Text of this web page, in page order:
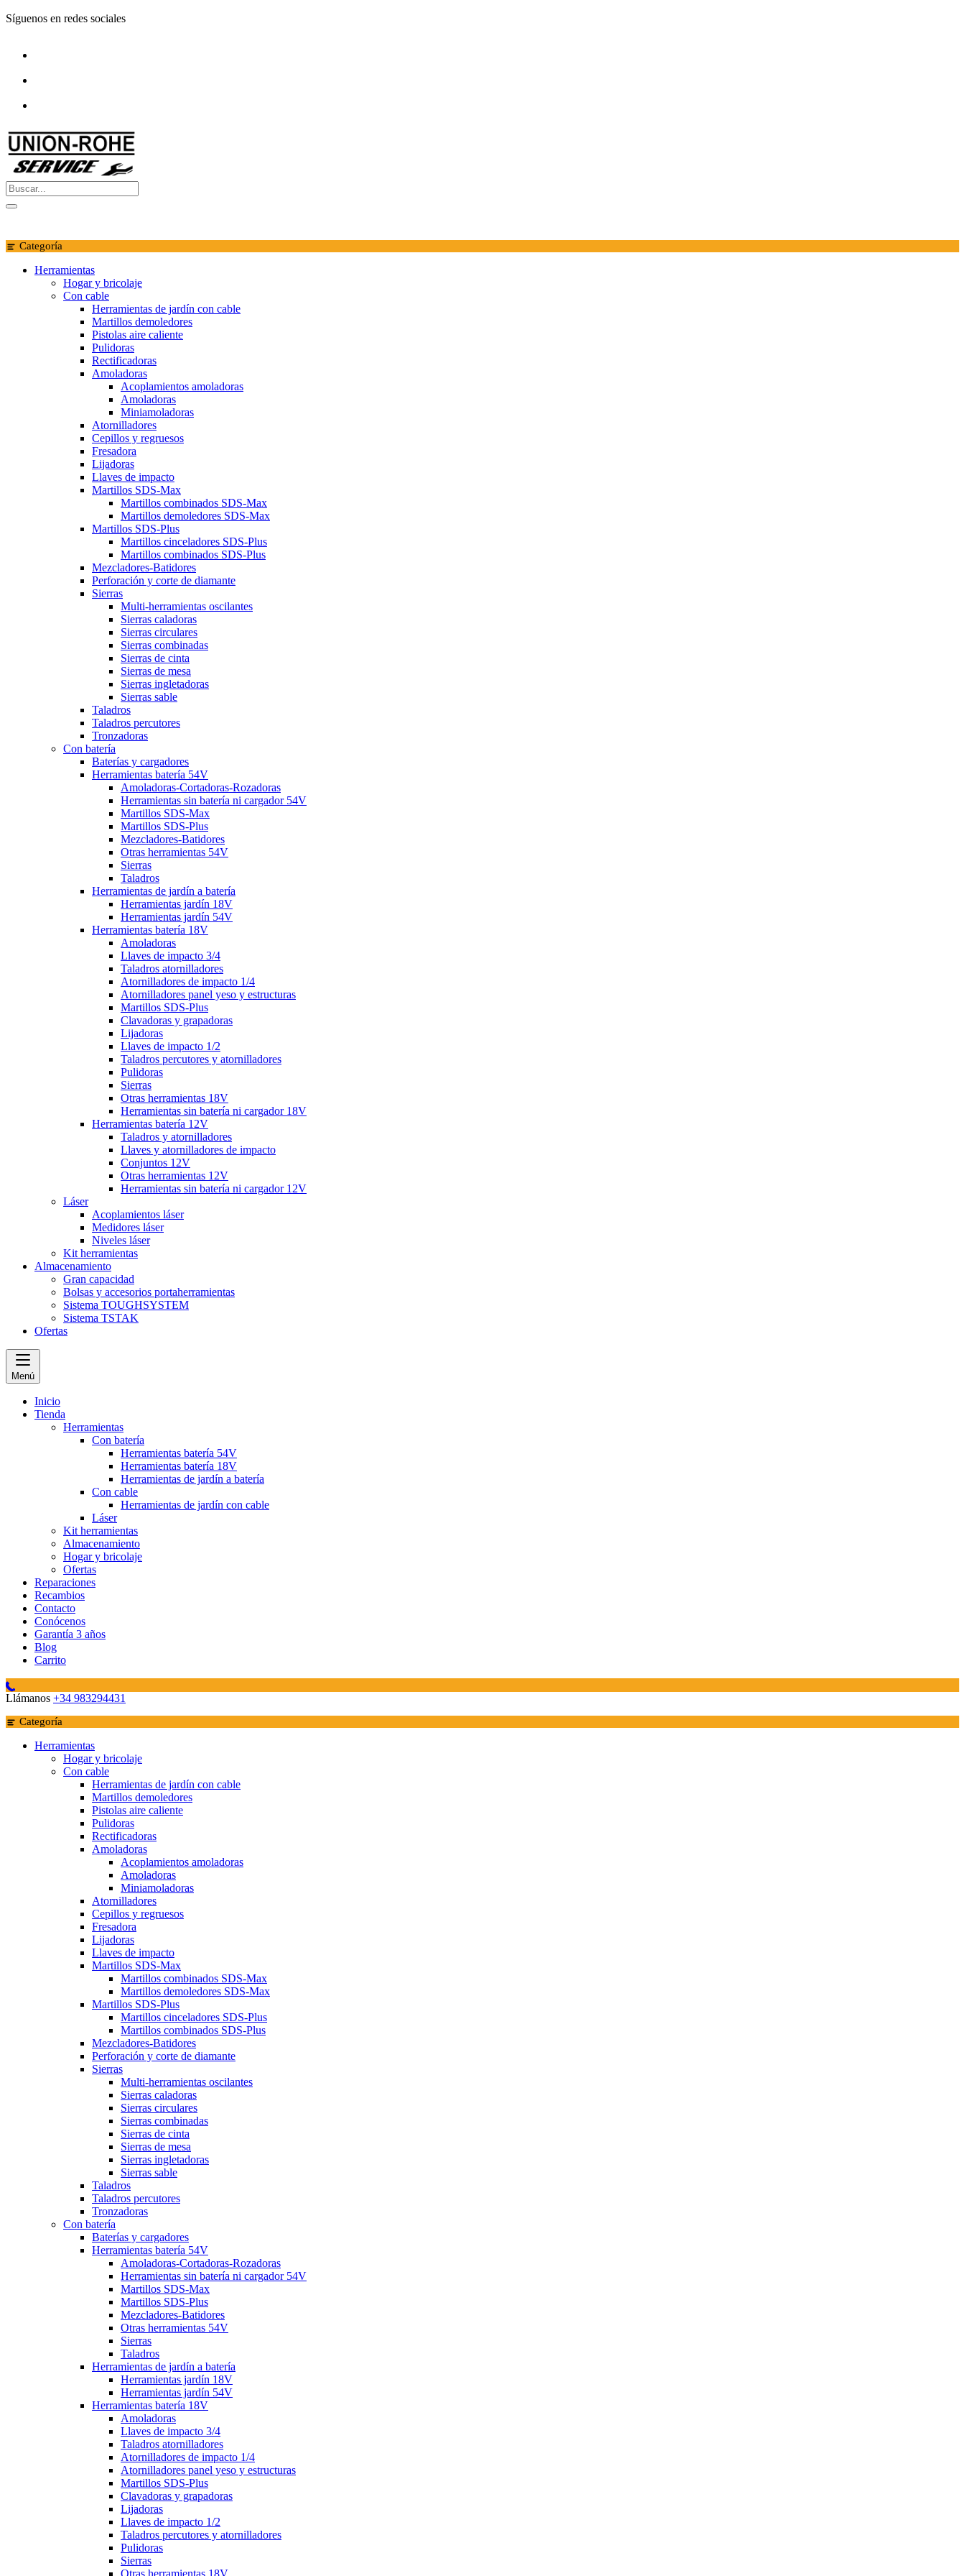
Saltar
al
Síguenos en redes sociales
Categoría
Herramientas
Hogar y bricolaje
Con cable
Herramientas de jardín con cable
Martillos demoledores
Pistolas aire caliente
Pulidoras
Rectificadoras
Amoladoras
Acoplamientos amoladoras
Amoladoras
Miniamoladoras
Atornilladores
Cepillos y regruesos
Fresadora
Lijadoras
Llaves de impacto
Martillos SDS-Max
Martillos combinados SDS-Max
Martillos demoledores SDS-Max
Martillos SDS-Plus
Martillos cinceladores SDS-Plus
Martillos combinados SDS-Plus
Mezcladores-Batidores
Perforación y corte de diamante
Sierras
Multi-herramientas oscilantes
Sierras caladoras
Sierras circulares
Sierras combinadas
Sierras de cinta
Sierras de mesa
Sierras ingletadoras
Sierras sable
Taladros
Taladros percutores
Tronzadoras
Con batería
Baterías y cargadores
Herramientas batería 54V
Amoladoras-Cortadoras-Rozadoras
Herramientas sin batería ni cargador 54V
Martillos SDS-Max
Martillos SDS-Plus
Mezcladores-Batidores
Otras herramientas 54V
Sierras
Taladros
Herramientas de jardín a batería
Herramientas jardín 18V
Herramientas jardín 54V
Herramientas batería 18V
Amoladoras
Llaves de impacto 3/4
Taladros atornilladores
Atornilladores de impacto 1/4
Atornilladores panel yeso y estructuras
Martillos SDS-Plus
Clavadoras y grapadoras
Lijadoras
Llaves de impacto 1/2
Taladros percutores y atornilladores
Pulidoras
Sierras
Otras herramientas 18V
Herramientas sin batería ni cargador 18V
Herramientas batería 12V
Taladros y atornilladores
Llaves y atornilladores de impacto
Conjuntos 12V
Otras herramientas 12V
Herramientas sin batería ni cargador 12V
Láser
Acoplamientos láser
Medidores láser
Niveles láser
Kit herramientas
Almacenamiento
Gran capacidad
Bolsas y accesorios portaherramientas
Sistema TOUGHSYSTEM
Sistema TSTAK
Ofertas
Menú
Inicio
Tienda
Herramientas
Con batería
Herramientas batería 54V
Herramientas batería 18V
Herramientas de jardín a batería
Con cable
Herramientas de jardín con cable
Láser
Kit herramientas
Almacenamiento
Hogar y bricolaje
Ofertas
Reparaciones
Recambios
Contacto
Conócenos
Garantía 3 años
Blog
Carrito
Llámanos +34 983294431
Categoría
Herramientas
Hogar y bricolaje
Con cable
Herramientas de jardín con cable
Martillos demoledores
Pistolas aire caliente
Pulidoras
Rectificadoras
Amoladoras
Acoplamientos amoladoras
Amoladoras
Miniamoladoras
Atornilladores
Cepillos y regruesos
Fresadora
Lijadoras
Llaves de impacto
Martillos SDS-Max
Martillos combinados SDS-Max
Martillos demoledores SDS-Max
Martillos SDS-Plus
Martillos cinceladores SDS-Plus
Martillos combinados SDS-Plus
Mezcladores-Batidores
Perforación y corte de diamante
Sierras
Multi-herramientas oscilantes
Sierras caladoras
Sierras circulares
Sierras combinadas
Sierras de cinta
Sierras de mesa
Sierras ingletadoras
Sierras sable
Taladros
Taladros percutores
Tronzadoras
Con batería
Baterías y cargadores
Herramientas batería 54V
Amoladoras-Cortadoras-Rozadoras
Herramientas sin batería ni cargador 54V
Martillos SDS-Max
Martillos SDS-Plus
Mezcladores-Batidores
Otras herramientas 54V
Sierras
Taladros
Herramientas de jardín a batería
Herramientas jardín 18V
Herramientas jardín 54V
Herramientas batería 18V
Amoladoras
Llaves de impacto 3/4
Taladros atornilladores
Atornilladores de impacto 1/4
Atornilladores panel yeso y estructuras
Martillos SDS-Plus
Clavadoras y grapadoras
Lijadoras
Llaves de impacto 1/2
Taladros percutores y atornilladores
Pulidoras
Sierras
Otras herramientas 18V